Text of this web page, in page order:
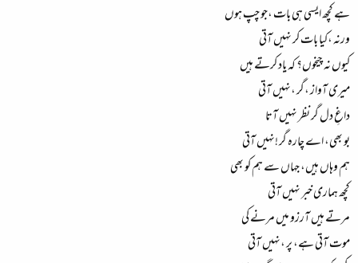
ہے کچھ ایسی ہی بات ،جو چپ ہوں
ورنہ ،کیا بات کر نہیں آتی
کیوں نہ چیخوں؟ کہ یاد کرتے ہیں
میری آواز ،گر ،نہیں آتی
داغِ دل گر نظر نہیں آتا
بو بھی، اے چارہ گر !نہیں آتی
ہم وہاں ہیں، جہاں سے ہم کو بھی
کچھ ہماری خبر نہیں آتی
مرتے ہیں آرزو میں مرنے کی
موت آتی ہے، پر ،نہیں آتی